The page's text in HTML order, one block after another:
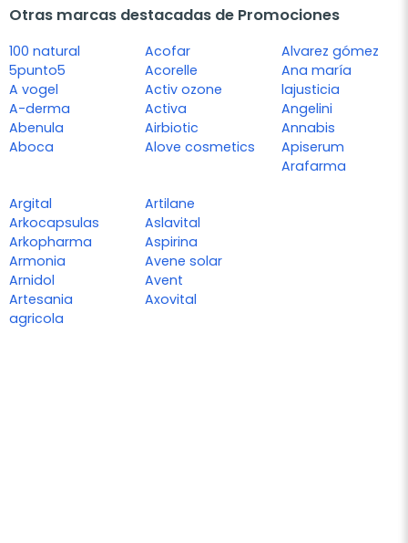
Otras marcas destacadas de Promociones
100 natural
5punto5
A vogel
A-derma
Abenula
Aboca
Acofar
Acorelle
Activ ozone
Activa
Airbiotic
Alove cosmetics
Alvarez gómez
Ana maría
lajusticia
Angelini
Annabis
Apiserum
Arafarma
Argital
Arkocapsulas
Arkopharma
Armonia
Arnidol
Artesania
agricola
Artilane
Aslavital
Aspirina
Avene solar
Avent
Axovital